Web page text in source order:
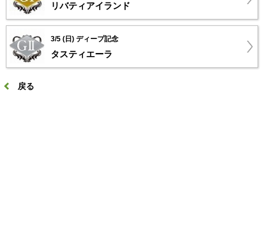
リバティアイランド
3/5 (日) ディープ記念
タスティエーラ
戻る